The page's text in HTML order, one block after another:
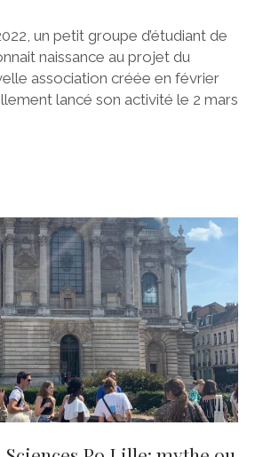
un petit groupe d’étudiant de
naissance au projet du
association créée en février
lancé son activité le 2 mars